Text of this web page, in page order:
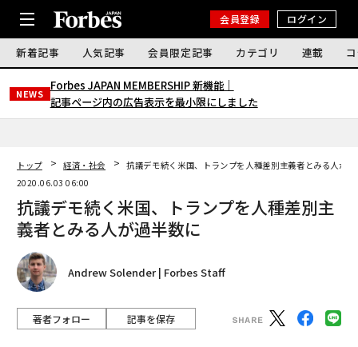
会員登録 ログイン
新着記事 人気記事 会員限定記事 カテゴリ 連載
NEWS
Forbes JAPAN MEMBERSHIP 新機能｜
記事ページ内の広告表示を最小限にしました
トップ 経済・社会
抗議デモ続く米国、トランプを人種差別主義者とみる人が
2020.06.03 06:00
抗議デモ続く米国、トランプを人種差別主
義者とみる人が過半数に
Andrew Solender | Forbes Staff
著者フォロー 記事を保存